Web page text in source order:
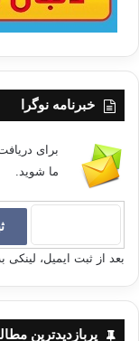
خبرنامه نوگرا
برای
ما شوید.
بعد از ثبت ایمیل، لینکی
پربازدیدترین